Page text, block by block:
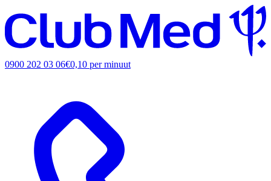
0900 202 03 06€0,10 per minuut